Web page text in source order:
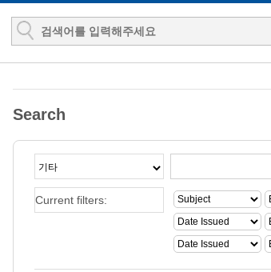
Search
Current filters: